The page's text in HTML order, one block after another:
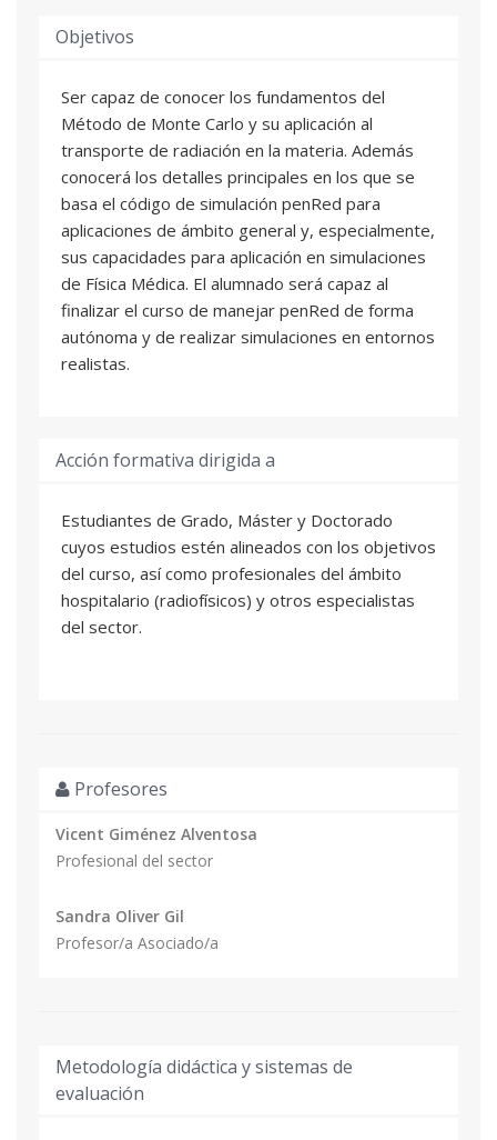
Objetivos
Ser capaz de conocer los fundamentos del
Método de Monte Carlo y su aplicación al
transporte de radiación en la materia. Además
conocerá los detalles principales en los que se
basa el código de simulación penRed para
aplicaciones de ámbito general y, especialmente,
sus capacidades para aplicación en simulaciones
de Física Médica. El alumnado será capaz al
finalizar el curso de manejar penRed de forma
autónoma y de realizar simulaciones en entornos
realistas.
Acción formativa dirigida a
Estudiantes de Grado, Máster y Doctorado
cuyos estudios estén alineados con los objetivos
del curso, así como profesionales del ámbito
hospitalario (radiofísicos) y otros especialistas
del sector.
Profesores
Vicent Giménez Alventosa
Profesional del sector
Sandra Oliver Gil
Profesor/a Asociado/a
Metodología didáctica y sistemas de
evaluación